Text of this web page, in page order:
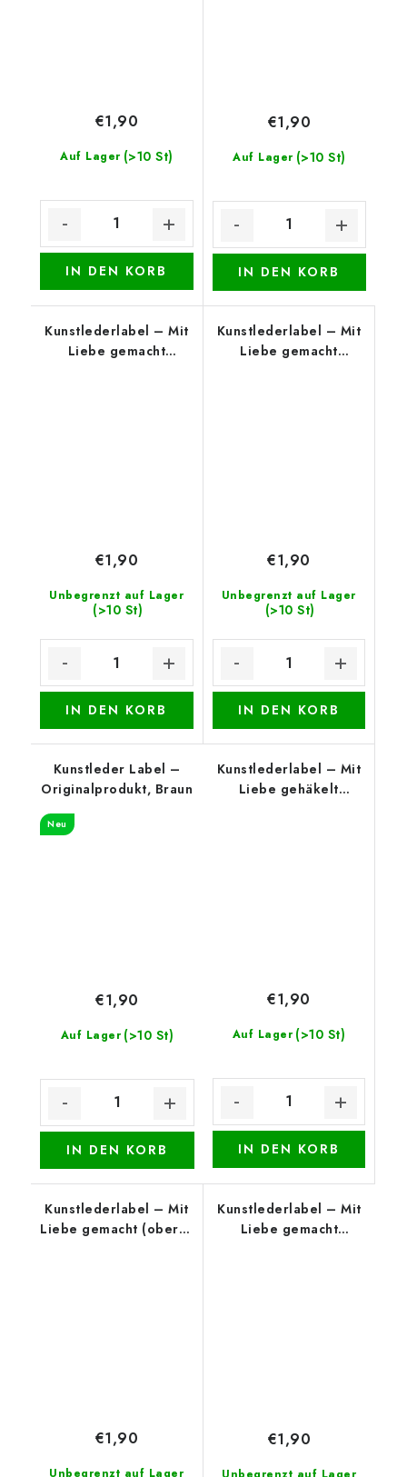
Auf Lager (>10 St)
€1,90
IN DEN KORB
Auf Lager (>10 St)
€1,90
IN DEN KORB
Kunstlederlabel – Mit
Liebe gemacht
Unbegrenzt auf Lager
(>10 St)
€1,90
IN DEN KORB
Kunstlederlabel – Mit
Liebe gemacht
Unbegrenzt auf Lager
(>10 St)
€1,90
IN DEN KORB
Kunstleder Label –
Originalprodukt, Braun
Neu
Auf Lager (>10 St)
€1,90
IN DEN KORB
Kunstlederlabel – Mit
Liebe gehäkelt
Auf Lager (>10 St)
€1,90
IN DEN KORB
Kunstlederlabel – Mit
Liebe gemacht (oberer
Unbegrenzt auf Lager
€1,90
Kunstlederlabel – Mit
Liebe gemacht
€1,90